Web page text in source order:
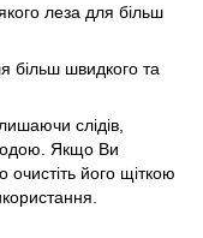
леза для більш
більш швидкого та
слідів,
Якщо Ви
очистіть його щіткою